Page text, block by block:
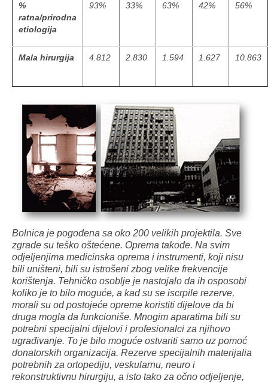
%
ratna/prirodna
etiologija
93% 33% 63% 42% 56%
Mala hirurgija 4.812 2.830 1.594 1.627 10.863
Bolnica je pogođena sa oko 200 velikih projektila. Sve
zgrade su teško oštećene. Oprema takođe. Na svim
odjeljenjima medicinska oprema i instrumenti, koji nisu
bili uništeni, bili su istrošeni zbog velike frekvencije
korištenja. Tehničko osoblje je nastojalo da ih osposobi
koliko je to bilo moguće, a kad su se iscrpile rezerve,
morali su od postojeće opreme koristiti dijelove da bi
druga mogla da funkcioniše. Mnogim aparatima bili su
potrebni specijalni dijelovi i profesionalci za njihovo
ugrađivanje. To je bilo moguće ostvariti samo uz pomoć
donatorskih organizacija. Rezerve specijalnih materijalia
potrebnih za ortopediju, veskularnu, neuro i
rekonstruktivnu hirurgiju, a isto tako za očno odjeljenje,